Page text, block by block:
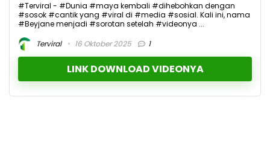
#Terviral - #Dunia #maya kembali #dihebohkan dengan
#sosok #cantik yang #viral di #media #sosial. Kali ini, nama
#Beyjane menjadi #sorotan setelah #videonya ...
Terviral
16 Oktober 2025 1
LINK DOWNLOAD VIDEONYA